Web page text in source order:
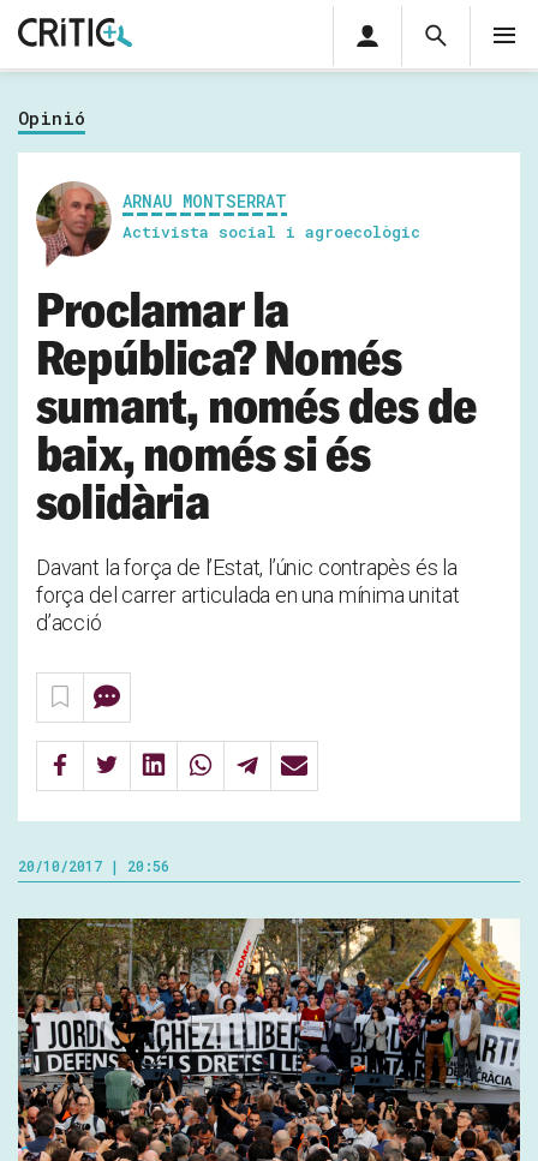
Cerca
Cerca
privada
Inicia sessió
Opinió
ARNAU MONTSERRAT
Activista social i agroecològic
Proclamar la
República? Només
sumant, només des de
baix, només si és
solidària
Davant la força de l’Estat, l’únic contrapès és la
força del carrer articulada en una mínima unitat
d’acció
20/10/2017 | 20:56